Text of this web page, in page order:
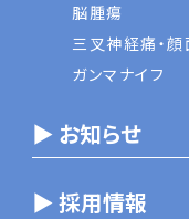
脳腫瘍
三叉神経痛・
ガンマナイフ
▶ お知らせ
▶ 採用情報